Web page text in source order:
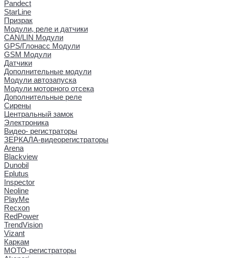
Pandect
StarLine
Призрак
Модули, реле и датчики
CAN/LIN Модули
GPS/Глонасс Модули
GSM Модули
Датчики
Дополнительные модули
Модули автозапуска
Модули моторного отсека
Дополнительные реле
Сирены
Центральный замок
Электроника
Видео- регистраторы
ЗЕРКАЛА-видеорегистраторы
Arena
Blackview
Dunobil
Eplutus
Inspector
Neoline
PlayMe
Recxon
RedPower
TrendVision
Vizant
Каркам
МОТО-регистраторы